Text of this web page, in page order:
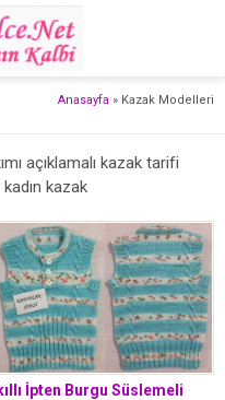
Anasayfa » Kazak Modelleri
açıklamalı kazak tarifi
kazak
İpten Burgu Süslemeli